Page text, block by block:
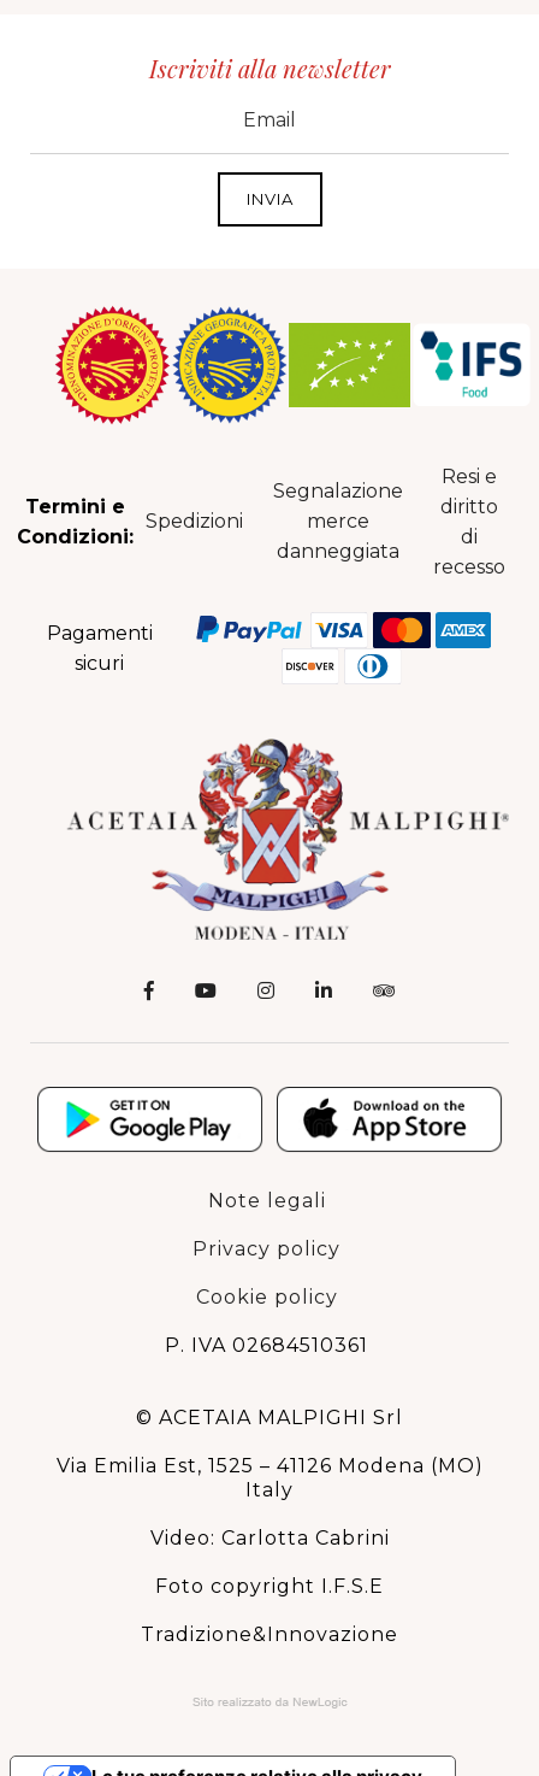
Iscriviti alla newsletter
Termini e
Condizioni:
Spedizioni
Segnalazione
merce
danneggiata
Resi e
diritto
di
recesso
Pagamenti
sicuri
Note legali
Privacy policy
Cookie policy
P. IVA 02684510361
© ACETAIA MALPIGHI Srl
Via Emilia Est, 1525 – 41126 Modena (MO)
Italy
Video: Carlotta Cabrini
Foto copyright I.F.S.E
Tradizione&Innovazione